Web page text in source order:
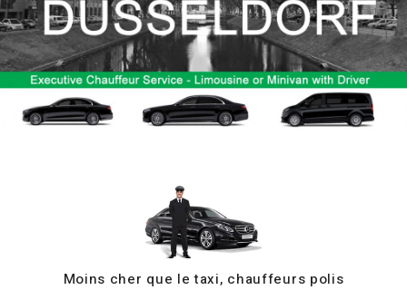
Moins cher que le taxi, chauffeurs polis